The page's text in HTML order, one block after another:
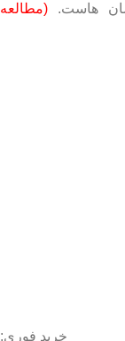
(مطالعه
خرید فوری: